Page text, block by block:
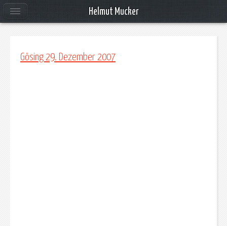
Gösing 29. Dezember 2007
Helmut Mucker